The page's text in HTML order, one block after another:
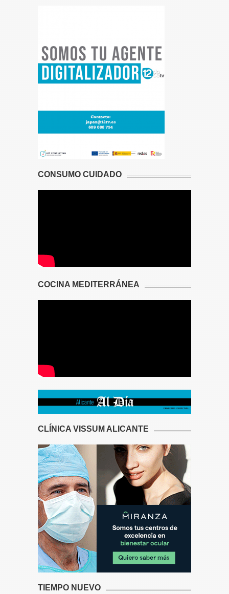
CONSUMO CUIDADO
COCINA MEDITERRÁNEA
CLÍNICA VISSUM ALICANTE
TIEMPO NUEVO